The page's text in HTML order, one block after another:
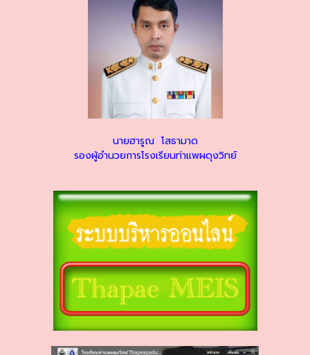
นายฮารูณ โสธามาด
รองผู้อำนวยการโรงเรียนท่าแพผดุงวิทย์